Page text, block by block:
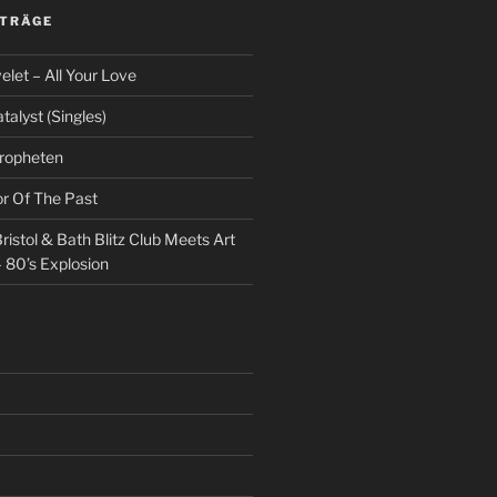
– All Your Love
(Singles)
Of The Past
& Bath Blitz Club Meets Art
Explosion